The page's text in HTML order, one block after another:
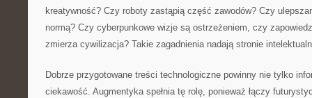
kreatywność? Czy roboty zastąpią część zawodów? Czy
normą? Czy cyberpunkowe wizje są ostrzeżeniem, czy
zmierza cywilizacja? Takie zagadnienia nadają stronie
Dobrze przygotowane treści technologiczne powinny nie tylko
ciekawość. Augmentyka spełnia tę rolę, ponieważ łączy